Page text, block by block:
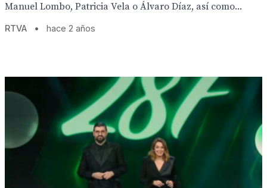
Manuel Lombo, Patricia Vela o Álvaro Díaz, así como...
RTVA • hace 2 años